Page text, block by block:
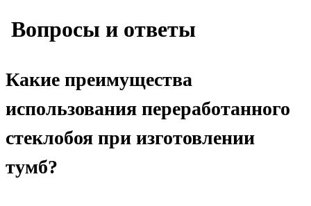
️ Вопросы и ответы
Какие преимущества
использования переработанного
стеклобоя при изготовлении
тумб?